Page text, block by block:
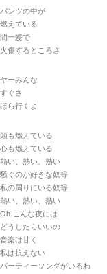
パンツの中が
燃えている
間一髪で
火傷するところさ
ヤーみんな
すぐさ
ほら行くよ
頭も燃えている
心も燃えている
熱い、熱い、熱い
騒ぐのが好きな奴等
私の周りにいる奴等
熱い、熱い、熱い
Oh こんな夜には
どうしたらいいの
音楽は甘く
私は抗えない
パーティーソングがいるわ